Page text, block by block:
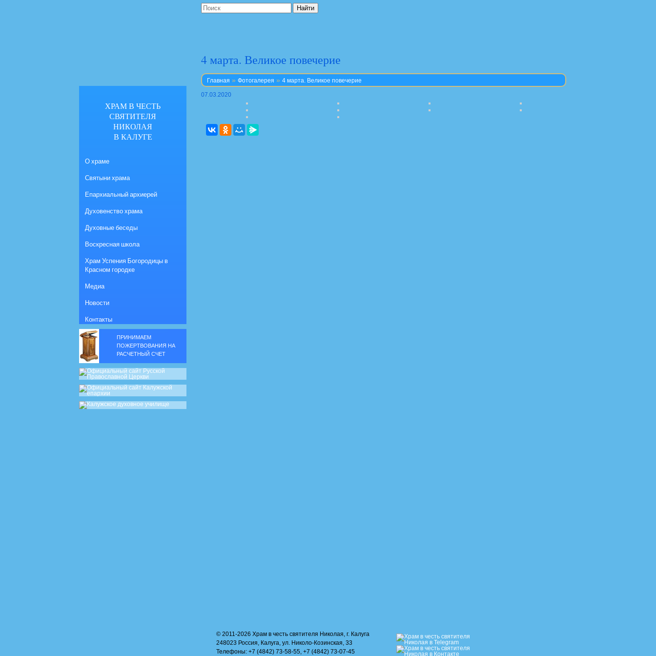
4 марта. Великое повечерие
Главная » Фотогалерея » 4 марта. Великое повечерие
07.03.2020
ХРАМ В ЧЕСТЬ
СВЯТИТЕЛЯ
НИКОЛАЯ
В КАЛУГЕ
О храме
Святыни храма
Епархиальный архиерей
Духовенство храма
Духовные беседы
Воскресная школа
Храм Успения Богородицы в
Красном городке
Медиа
Новости
Контакты
ПРИНИМАЕМ
ПОЖЕРТВОВАНИЯ НА
РАСЧЕТНЫЙ СЧЕТ
© 2011-2026 Храм в честь святителя Николая, г. Калуга
248023 Россия, Калуга, ул. Николо-Козинская, 33
Телефоны: +7 (4842) 73-58-55, +7 (4842) 73-07-45